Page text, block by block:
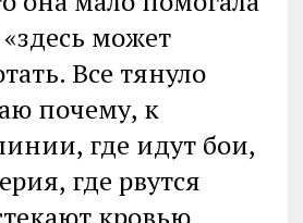
может
Все тянуло
почему, к
где идут бои,
где рвутся